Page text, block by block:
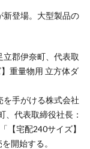
新登場。大型製品の
郡伊奈町、代表取
重量物用 立方体ダ
を手がける株式会社
、代表取締役社長：
【宅配240サイズ】
開始する。